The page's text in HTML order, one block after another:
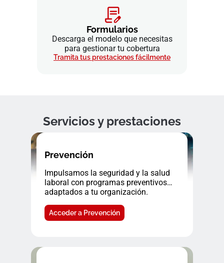
Formularios
Descarga el modelo que necesitas
para gestionar tu cobertura
Tramita tus prestaciones fácilmente
Servicios y prestaciones
Prevención
Impulsamos la seguridad y la salud
laboral con programas preventivos
adaptados a tu organización.
Acceder a Prevención